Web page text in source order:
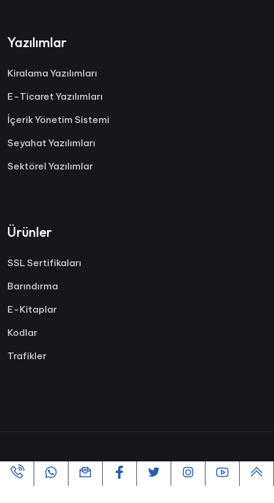
Yazılımlar
Kiralama Yazılımları
E-Ticaret Yazılımları
İçerik Yönetim Sistemi
Seyahat Yazılımları
Sektörel Yazılımlar
Ürünler
SSL Sertifikaları
Barındırma
E-Kitaplar
Kodlar
Trafikler
Copyright ©2005-2026 Tüm hakları Saklıdır | Powered By